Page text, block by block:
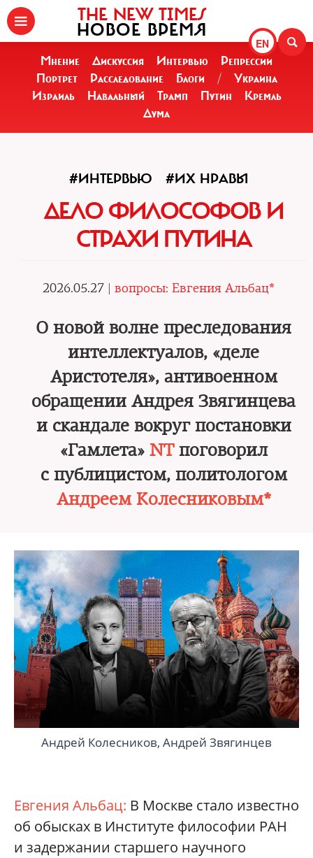
EN
THE NEW TIMES
НОВОЕ ВРЕМЯ
Мнение Дискуссия Интервью
Репрессии
Портрет
Расследование Блоги /
Украина
Израиль
Навальный Трамп Путин
Кремль
Дума
#ИНТЕРВЬЮ #ИХ НРАВЫ
ДЕЛО ФИЛОСОФОВ И
СТРАХИ ПУТИНА
2026.05.27 | вопросы: Евгения Альбац*
О новой волне преследования
интеллектуалов, «деле
Аристотеля», антивоенном
обращении Андрея Звягинцева
и скандале вокруг постановки
«Гамлета» NTпоговорил
с публицистом, политологом
Андреем Колесниковым*
Андрей Колесников, Андрей Звягинцев
Евгения Альбац: В Москве стало известно
об обысках в Институте философии РАН
и задержании старшего научного